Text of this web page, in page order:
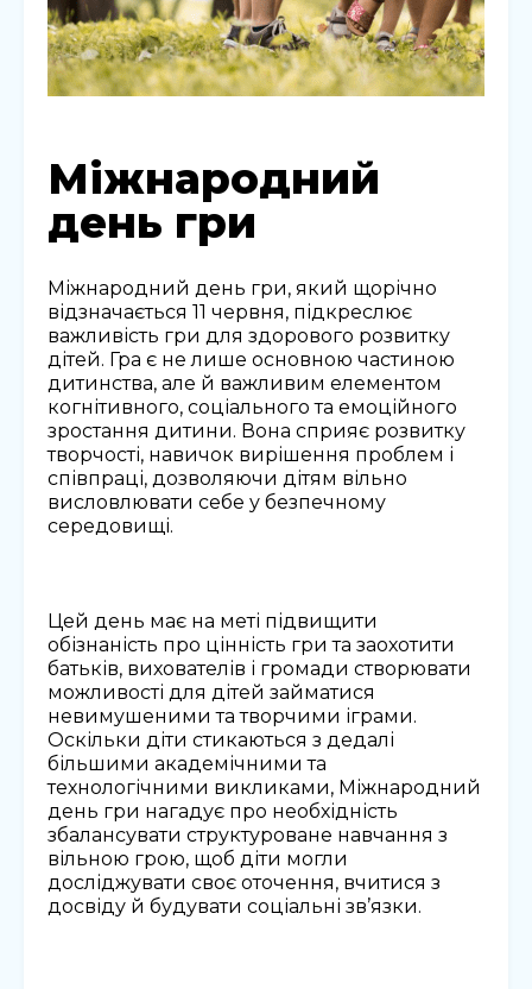
Міжнародний
день гри
Міжнародний день гри, який щорічно
відзначається 11 червня, підкреслює
важливість гри для здорового розвитку
дітей. Гра є не лише основною частиною
дитинства, але й важливим елементом
когнітивного, соціального та емоційного
зростання дитини. Вона сприяє розвитку
творчості, навичок вирішення проблем і
співпраці, дозволяючи дітям вільно
висловлювати себе у безпечному
середовищі.
Цей день має на меті підвищити
обізнаність про цінність гри та заохотити
батьків, вихователів і громади створювати
можливості для дітей займатися
невимушеними та творчими іграми.
Оскільки діти стикаються з дедалі
більшими академічними та
технологічними викликами, Міжнародний
день гри нагадує про необхідність
збалансувати структуроване навчання з
вільною грою, щоб діти могли
досліджувати своє оточення, вчитися з
досвіду й будувати соціальні зв’язки.